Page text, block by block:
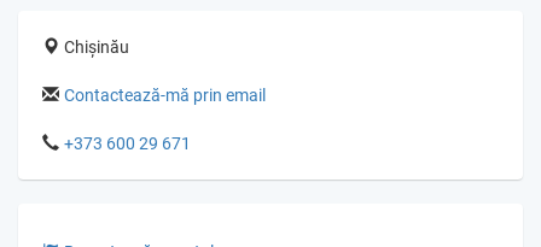
Chișinău
Contactează-mă prin email
+373 600 29 671